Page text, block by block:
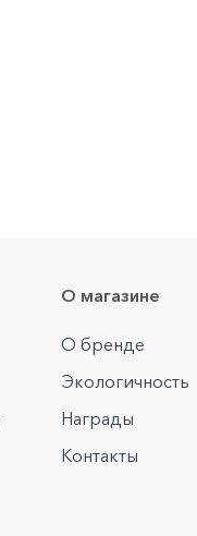
О магазине
О бренде
Экологичность
Награды
Контакты